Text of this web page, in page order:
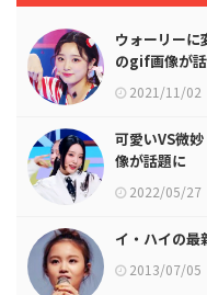
ウォーリーに
のgif画像が
2021/11/02
可愛いVS微
像が話題に
2022/05/27
イ・ハイの最
2013/07/05